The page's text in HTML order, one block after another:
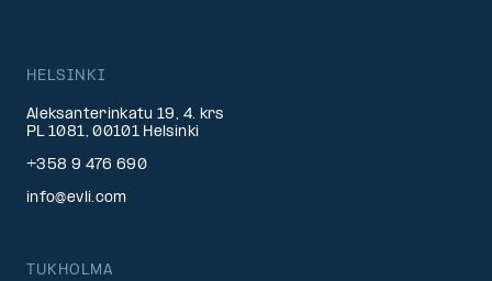
HELSINKI
Aleksanterinkatu 19, 4. krs
PL 1081, 00101 Helsinki
+358 9 476 690
info@evli.com
TUKHOLMA